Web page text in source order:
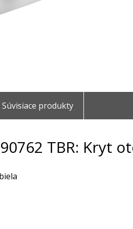
Súvisiace produkty
90762 TBR: Kryt